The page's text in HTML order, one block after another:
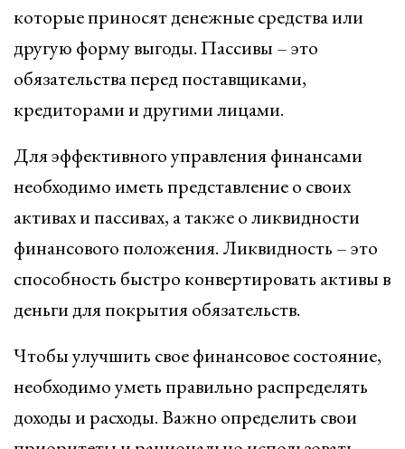
которые приносят денежные средства или
другую форму выгоды. Пассивы – это
обязательства перед поставщиками,
кредиторами и другими лицами.
Для эффективного управления финансами
необходимо иметь представление о своих
активах и пассивах, а также о ликвидности
финансового положения. Ликвидность – это
способность быстро конвертировать активы в
деньги для покрытия обязательств.
Чтобы улучшить свое финансовое состояние,
необходимо уметь правильно распределять
доходы и расходы. Важно определить свои